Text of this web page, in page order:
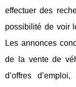
effectuer des
possibilité de voir
Les annonces
de la vente de
d’offres